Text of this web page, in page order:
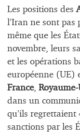
Les positions des
l’Iran ne sont pas
même que les
novembre, leurs
et les opérations
européenne (UE)
France,
dans un
qu’ils regrettaient
sanctions par les